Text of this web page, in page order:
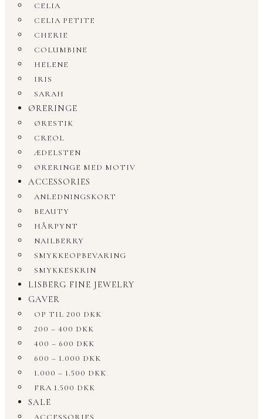
CELIA
CELIA PETITE
CHERIE
COLUMBINE
HELENE
IRIS
SARAH
ØRERINGE
ØRESTIK
CREOL
ÆDELSTEN
ØRERINGE MED MOTIV
ACCESSORIES
ANLEDNINGSKORT
BEAUTY
HÅRPYNT
NAILBERRY
SMYKKEOPBEVARING
SMYKKESKRIN
LISBERG FINE JEWELRY
GAVER
OP TIL 200 DKK
200 – 400 DKK
400 – 600 DKK
600 – 1.000 DKK
1.000 – 1.500 DKK
FRA 1.500 DKK
SALE
ACCESSORIES